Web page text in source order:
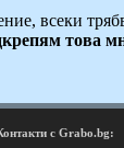
всеки
това
с Grabo.bg: